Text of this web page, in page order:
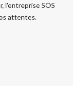
l'entreprise SOS
attentes.